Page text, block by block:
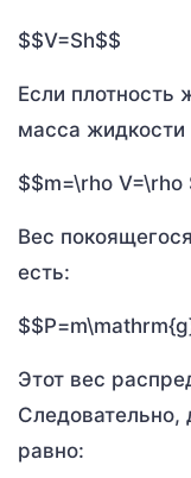
$$V=Sh$$
Если плотность
масса жидкости
$$m=\rho V=\rho
Вес
есть:
Этот вес
Следовательно,
равно: